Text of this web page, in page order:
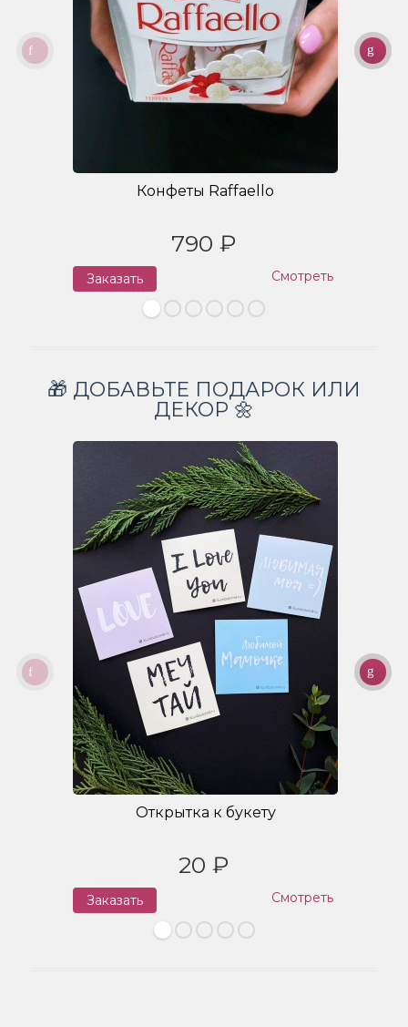
Конфеты Raffaello
790 ₽
Заказать Смотреть
🎁 ДОБАВЬТЕ ПОДАРОК ИЛИ
ДЕКОР 🌼
Открытка к букету
20 ₽
Заказать Смотреть